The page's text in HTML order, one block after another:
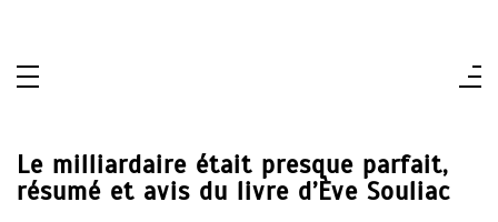
Le milliardaire était presque parfait,
résumé et avis du livre d’Ève Souliac